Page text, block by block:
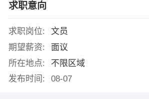
求职意向
求职岗位:
文员
期望薪资:
面议
所在地点:
不限区域
发布时间:
08-07